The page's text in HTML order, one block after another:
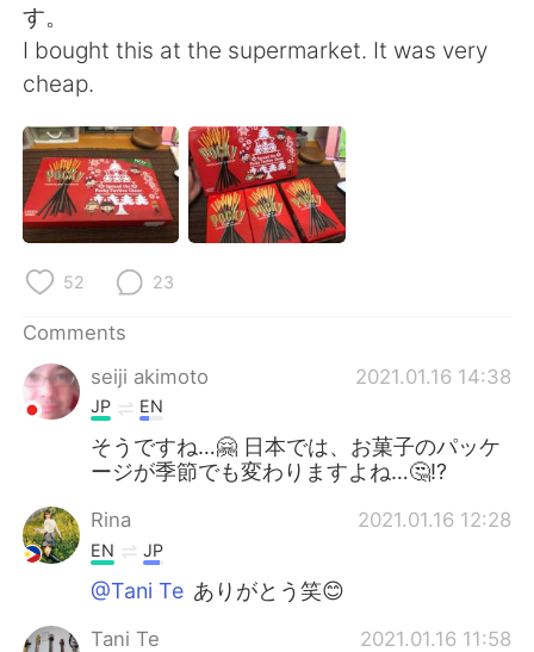
日本語 한국어
Indonesia Italiano
Türkçe Tiếng Việt
Português
す。
I bought this at the supermarket. It was very
cheap.
52 23
Comments
seiji akimoto
2021.01.16 14:38
JP EN
そうですね…🤗 日本では、お菓子のパッケ
ージが季節でも変わりますよね…🤔⁉️
Rina 2021.01.16 12:28
EN JP
@Tani Te ありがとう笑😊
Tani Te 2021.01.16 11:58